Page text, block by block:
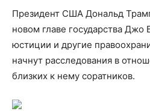
Президент США Дональд
новом главе государства Джо
юстиции и другие
начнут расследования в
близких к нему соратников.